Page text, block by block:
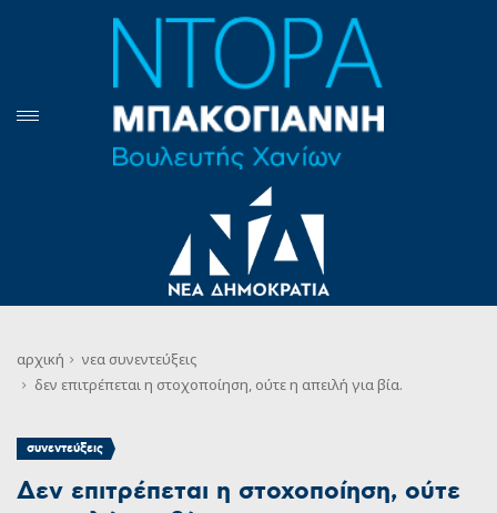
αρχική νεα συνεντεύξεις
δεν επιτρέπεται η στοχοποίηση, ούτε η απειλή για βία.
συνεντεύξεις
Δεν επιτρέπεται η στοχοποίηση, ούτε